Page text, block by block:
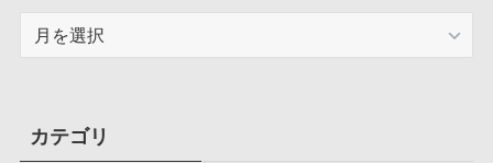
ブカテゴリ